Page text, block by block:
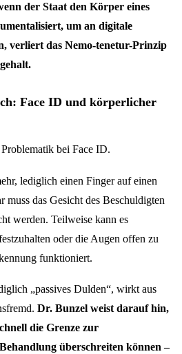
der Staat den Körper eines
um an digitale
verliert das Nemo-tenetur-Prinzip
Face ID und körperlicher
bei Face ID.
lediglich einen Finger auf einen
muss das Gesicht des Beschuldigten
werden. Teilweise kann es
oder die Augen offen zu
funktioniert.
„passives Dulden“, wirkt aus
Dr. Bunzel weist darauf hin,
die Grenze zur
überschreiten können –